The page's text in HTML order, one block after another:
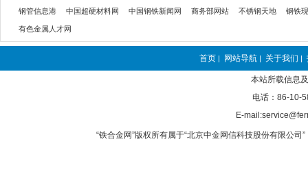
钢管信息港 中国超硬材料网 中国钢铁新闻网 商务部网站 不锈钢天地 钢铁
有色金属人才网
首页 | 网站导航 | 关于我们 |
本站所载信息
电话：86-10-
E-
“铁合金网”版权所有属于“北京中金网信科技股份有限公司